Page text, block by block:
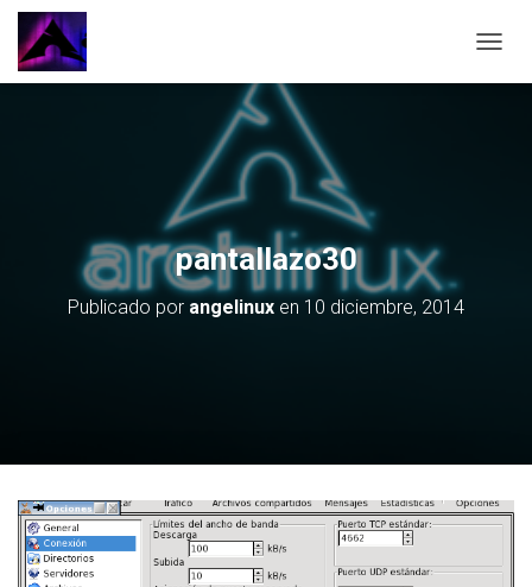
pantallazo30
Publicado por angelinux en 10 diciembre, 2014